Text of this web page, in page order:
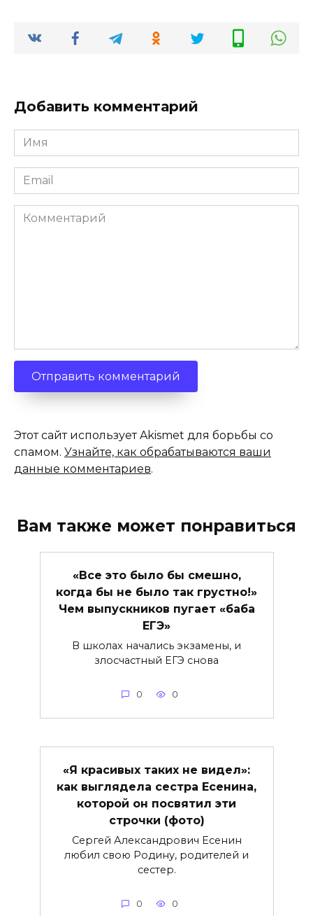
Добавить комментарий
Имя
*
Email
*
Комментарий
Этот сайт использует Akismet для борьбы со
спамом. Узнайте, как обрабатываются ваши
данные комментариев.
Вам также может понравиться
«Все это было бы смешно,
когда бы не было так грустно!»
Чем выпускников пугает «баба
ЕГЭ»
В школах начались экзамены, и
злосчастный ЕГЭ снова
0 0
«Я красивых таких не видел»:
как выглядела сестра Есенина,
которой он посвятил эти
строчки (фото)
Сергей Александрович Есенин
любил свою Родину, родителей и
сестер.
0 0